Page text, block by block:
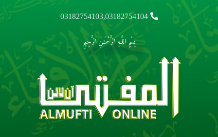
03182754103,03182754104
بِسْمِ اللَّـهِ الرَّحْمَـٰنِ الرَّحِيمِ